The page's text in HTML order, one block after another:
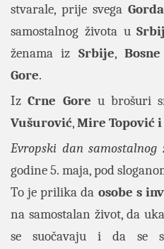
stvarale, prije svega
samostalnog života u
ženama iz Srbije,
Gore.
IzCrne Gore u brošuri
Vušurović,Mire Topović
Evropski dan samostalnog
godine 5. maja, pod
To je prilika da osobe s
na samostalan život, da
se suočavaju i da se